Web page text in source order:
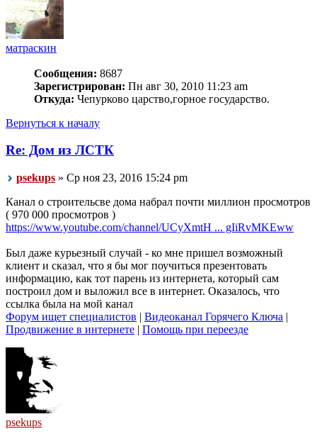
матраскин
Сообщения: 8687
Зарегистрирован: Пн авг 30, 2010 11:23 am
Откуда: Чепурково царство,горное государство.
Вернуться к началу
Re: Дом из ЛСТК
psekups » Ср ноя 23, 2016 15:24 pm
Канал о строительсве дома набрал почти миллион просмотров
( 970 000 просмотров )
https://www.youtube.com/channel/UCyXmtH ... gIiRvMKEww
Был даже курьезный случай - ко мне пришел возможный
клиент и сказал, что я бы мог поучиться презентовать
информацию, как тот парень из интернета, который сам
построил дом и выложил все в интернет. Оказалось, что
ссылка была на мой канал
Форум ищет специалистов | Видеоканал Горячего Ключа |
Продвижение в интернете | Помощь при переезде
psekups